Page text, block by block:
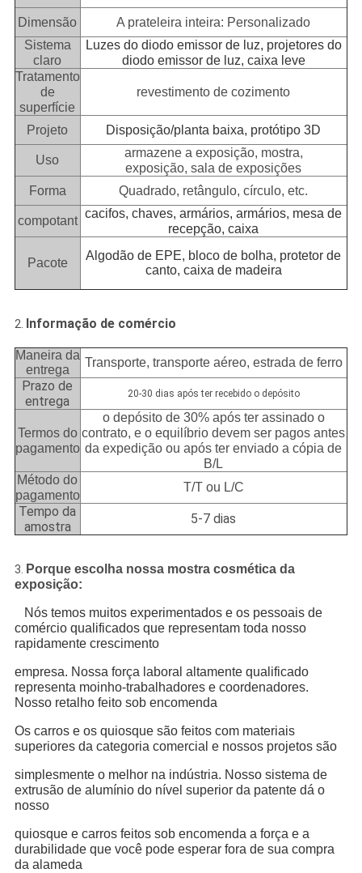
Dimensão
A prateleira inteira: Personalizado
Sistema
claro
Luzes do diodo emissor de luz, projetores do
diodo emissor de luz, caixa leve
Tratamento
de
superfície
revestimento de cozimento
Projeto Disposição/planta baixa, protótipo 3D
Uso
armazene a exposição, mostra,
exposição, sala de exposições
Forma
Quadrado, retângulo, círculo, etc.
compotant
cacifos, chaves, armários, armários, mesa de
recepção, caixa
Pacote
Algodão de EPE, bloco de bolha, protetor de
canto, caixa de madeira
2. Informação de comércio
Maneira da
entrega
Transporte, transporte aéreo, estrada de ferro
Prazo de
entrega
20-30 dias após ter recebido o depósito
Termos do
pagamento
o depósito de 30% após ter assinado o
contrato, e o equilíbrio devem ser pagos antes
da expedição ou após ter enviado a cópia de
B/L
Método do
pagamento
T/T ou L/C
Tempo da
amostra
5-7 dias
3. Porque escolha nossa mostra cosmética da
exposição:
Nós temos muitos experimentados e os pessoais de
comércio qualificados que representam toda nosso
rapidamente crescimento
empresa. Nossa força laboral altamente qualificado
representa moinho-trabalhadores e coordenadores.
Nosso retalho feito sob encomenda
Os carros e os quiosque são feitos com materiais
superiores da categoria comercial e nossos projetos são
simplesmente o melhor na indústria. Nosso sistema de
extrusão de alumínio do nível superior da patente dá o
nosso
quiosque e carros feitos sob encomenda a força e a
durabilidade que você pode esperar fora de sua compra
da alameda